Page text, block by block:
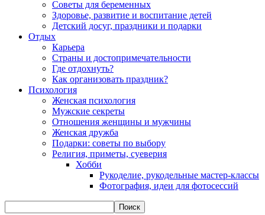
Советы для беременных
Здоровье, развитие и воспитание детей
Детский досуг, праздники и подарки
Отдых
Карьера
Страны и достопримечательности
Где отдохнуть?
Как организовать праздник?
Психология
Женская психология
Мужские секреты
Отношения женщины и мужчины
Женская дружба
Подарки: советы по выбору
Религия, приметы, суеверия
Хобби
Рукоделие, рукодельные мастер-классы
Фотография, идеи для фотосессий